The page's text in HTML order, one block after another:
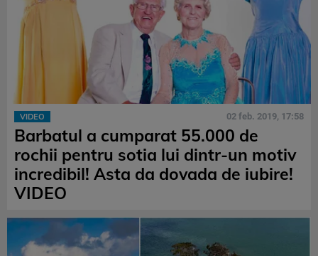
VIDEO 02 feb. 2019, 17:58
Barbatul a cumparat 55.000 de
rochii pentru sotia lui dintr-un motiv
incredibil! Asta da dovada de iubire!
VIDEO